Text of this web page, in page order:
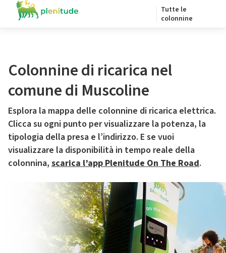
Tutte le
colonnine
Colonnine di ricarica nel
comune di Muscoline
Esplora la mappa delle colonnine di ricarica elettrica.
Clicca su ogni punto per visualizzare la potenza, la
tipologia della presa e l’indirizzo. E se vuoi
visualizzare la disponibilità in tempo reale della
colonnina, scarica l’app Plenitude On The Road.